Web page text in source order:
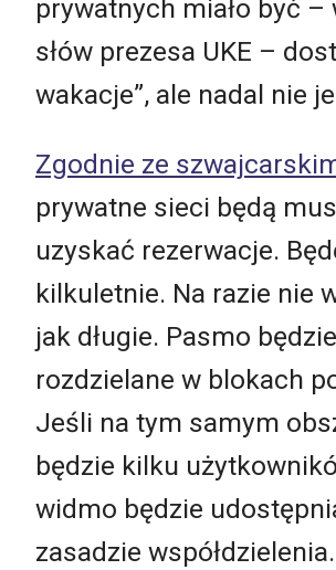
prywatnych miało być –
słów prezesa UKE –
wakacje”, ale nadal nie
Zgodnie ze
prywatne sieci będą
uzyskać rezerwacje.
kilkuletnie. Na razie nie
jak długie. Pasmo będzie
rozdzielane w blokach
Jeśli na tym samym
będzie kilku
widmo będzie
zasadzie współdzielenia.